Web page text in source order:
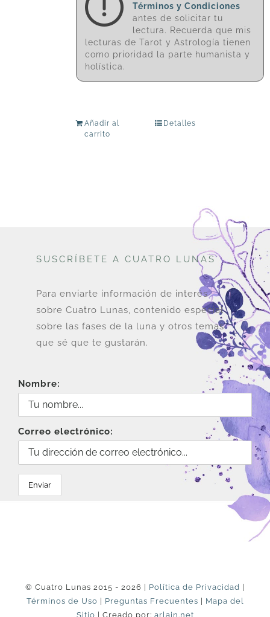
Términos y Condiciones
antes de solicitar tu
lectura. Recuerda que mis
lecturas de Tarot y Astrología tienen
como prioridad la parte humanista y
holística.
Añadir al
carrito
Detalles
SUSCRÍBETE A CUATRO LUNAS
Para enviarte información de interés
sobre Cuatro Lunas, contenido especial
sobre las fases de la luna y otros temas
que sé que te gustarán.
Nombre:
Correo electrónico:
© Cuatro Lunas 2015 - 2026 | Política de Privacidad
Términos de Uso
Preguntas Frecuentes
Mapa del
Sitio | Creado por: arlain.net